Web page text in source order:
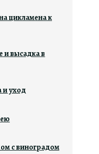
цикламена к
и высадка в
уход
с виноградом